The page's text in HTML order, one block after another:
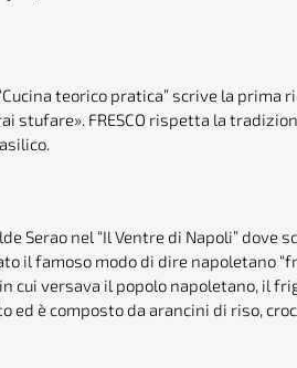
teorico pratica” scrive la
stufare». FRESCO rispetta la
Serao nel “Il Ventre di Napoli”
il famoso modo di dire napoletano
versava il popolo napoletano, il
ed è composto da arancini di riso,